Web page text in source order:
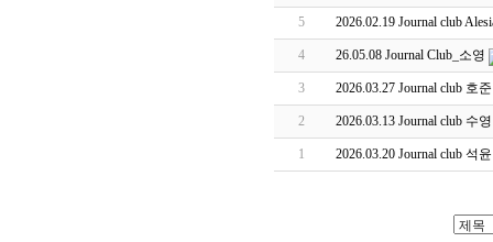
5 2026.02.19 Journal club
4 26.05.08 Journal Club_소영
3 2026.03.27 Journal club 호준
2 2026.03.13 Journal club 수영
1 2026.03.20 Journal club 석윤